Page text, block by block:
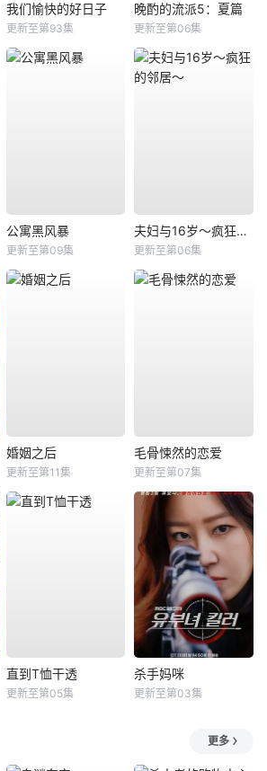
我们愉快的好日子
更新至第93集
晚酌的流派5：夏篇
更新至第06集
公寓黑风暴
更新至第09集
夫妇与16岁～疯狂的邻居～
更新至第06集
婚姻之后
更新至第11集
毛骨悚然的恋爱
更新至第07集
直到T恤干透
更新至第05集
杀手妈咪
更新至第03集
更多